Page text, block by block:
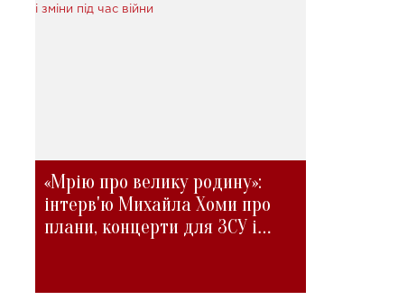
«Мрію про велику родину»:
інтерв'ю Михайла Хоми про
плани, концерти для ЗСУ і